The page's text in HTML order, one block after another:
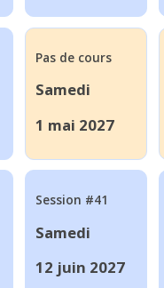
Pas de cours
Samedi
1 mai 2027
Session #41
Samedi
12 juin 2027